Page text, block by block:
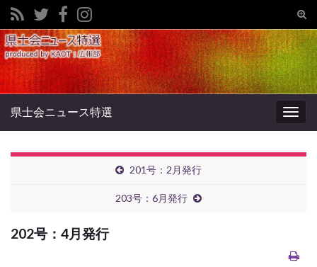
Search for:
県士会ニュース特選
201号：2月発行
203号：6月発行
202号：4月発行